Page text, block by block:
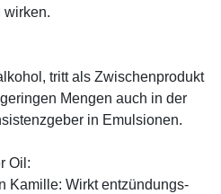
wirken.
tritt als Zwischenprodukt
Mengen auch in der
in Emulsionen.
Oil:
Kamille: Wirkt entzündungs-